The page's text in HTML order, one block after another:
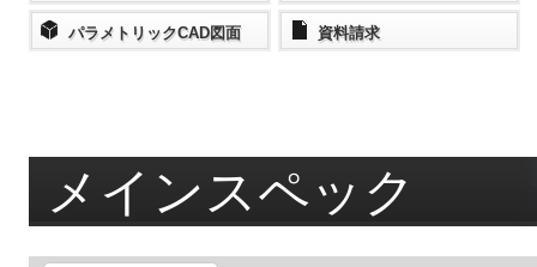
パラメトリックCAD図面 資料請求
メインスペック